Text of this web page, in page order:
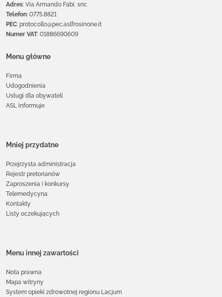
Adres: Via Armando Fabi, snc
Telefon: 0775.8821
PEC: protocollo@pec.aslfrosinone.it
Numer VAT: 01886690609
Menu główne
Firma
Udogodnienia
Usługi dla obywateli
ASL informuje
Mniej przydatne
Przejrzysta administracja
Rejestr pretorianów
Zaproszenia i konkursy
Telemedycyna
Kontakty
Listy oczekujących
Menu innej zawartości
Nota prawna
Mapa witryny
System opieki zdrowotnej regionu Lacjum